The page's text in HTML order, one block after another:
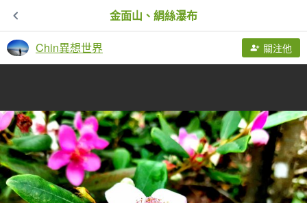
金面山、絹絲瀑布
Chin異想世界 關注他